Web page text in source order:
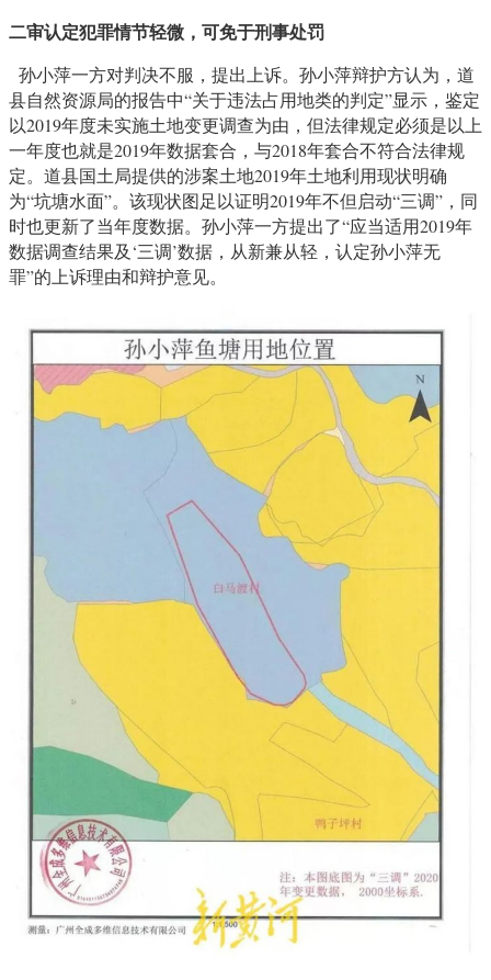
二审认定犯罪情节轻微，可免于刑事处罚
孙小萍一方对判决不服，提出上诉。孙小萍辩护方认为，道
县自然资源局的报告中“关于违法占用地类的判定”显示，鉴定
以2019年度未实施土地变更调查为由，但法律规定必须是以上
一年度也就是2019年数据套合，与2018年套合不符合法律规
定。道县国土局提供的涉案土地2019年土地利用现状明确
为“坑塘水面”。该现状图足以证明2019年不但启动“三调”，同
时也更新了当年度数据。孙小萍一方提出了“应当适用2019年
数据调查结果及‘三调’数据，从新兼从轻，认定孙小萍无
罪”的上诉理由和辩护意见。